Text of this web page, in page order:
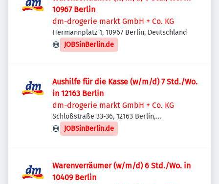
10967 Berlin
dm-drogerie markt GmbH + Co. KG
Hermannplatz 1, 10967 Berlin, Deutschland
JOBSinBerlin.de
Aushilfe für die Kasse (w/m/d) 7 Std./Wo.
in 12163 Berlin
dm-drogerie markt GmbH + Co. KG
Schloßstraße 33-36, 12163 Berlin,
Deutschland
JOBSinBerlin.de
Warenverräumer (w/m/d) 6 Std./Wo. in
10409 Berlin